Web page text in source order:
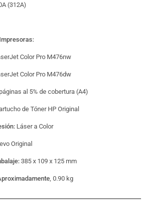
(312A)
Color Pro M476nw
Color Pro M476dw
al 5% de cobertura (A4)
de Tóner HP Original
Láser a Color
Original
385 x 109 x 125 mm
, 0.90 kg